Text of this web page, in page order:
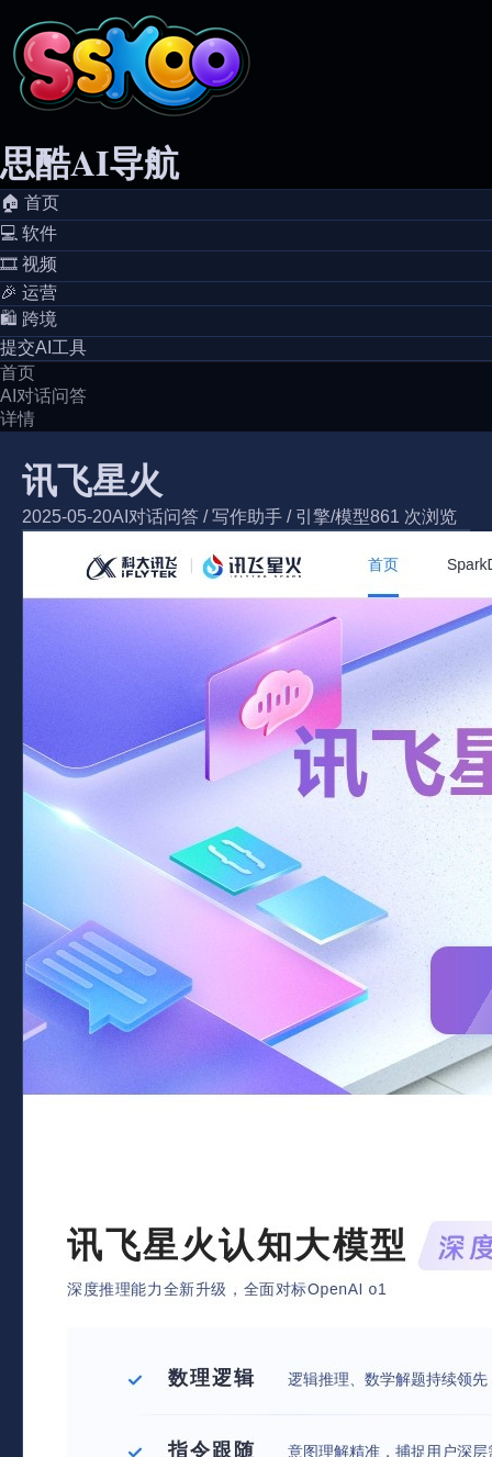
思酷AI导航
🏠️ 首页
💻️ 软件
🎞️ 视频
🎉 运营
🛍️ 跨境
提交AI工具
首页
AI对话问答
详情
讯飞星火
2025-05-20AI对话问答 /写作助手 / 引擎/模型861 次浏览